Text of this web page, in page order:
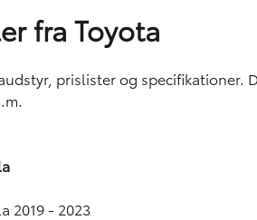
fra Toyota
prislister og specifikationer.
2019 - 2023